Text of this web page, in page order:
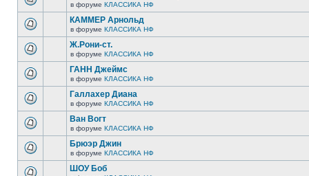
в форуме КЛАССИКА НФ
КАММЕР Арнольд
в форуме КЛАССИКА НФ
Ж.Рони-ст.
в форуме КЛАССИКА НФ
ГАНН Джеймс
в форуме КЛАССИКА НФ
Галлахер Диана
в форуме КЛАССИКА НФ
Ван Вогт
в форуме КЛАССИКА НФ
Брюэр Джин
в форуме КЛАССИКА НФ
ШОУ Боб